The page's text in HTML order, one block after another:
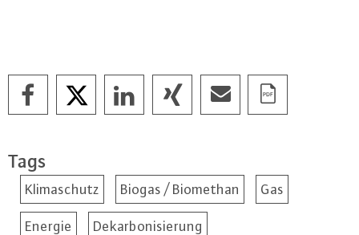
Tags
Klimaschutz Biogas / Biomethan Gas
Energie Dekarbonisierung